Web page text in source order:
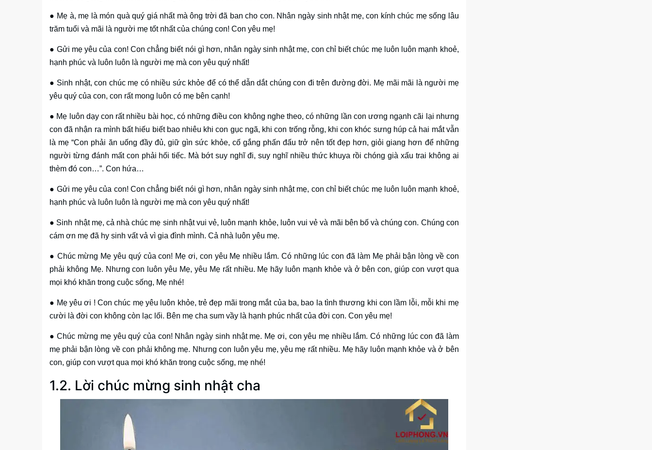
● Mẹ à, mẹ là món quà quý giá nhất mà ông trời đã ban cho con. Nhân ngày sinh nhật mẹ, con kính chúc mẹ sống lâu
trăm tuổi và mãi là người mẹ tốt nhất của chúng con! Con yêu mẹ!
● Gửi mẹ yêu của con! Con chẳng biết nói gì hơn, nhân ngày sinh nhật mẹ, con chỉ biết chúc mẹ luôn luôn mạnh khoẻ,
hạnh phúc và luôn luôn là người mẹ mà con yêu quý nhất!
● Sinh nhật, con chúc mẹ có nhiều sức khỏe để có thể dẫn dắt chúng con đi trên đường đời. Mẹ mãi mãi là người mẹ
yêu quý của con, con rất mong luôn có mẹ bên cạnh!
● Mẹ luôn dạy con rất nhiều bài học, có những điều con không nghe theo, có những lần con ương ngạnh cãi lại nhưng
con đã nhận ra mình bất hiếu biết bao nhiêu khi con gục ngã, khi con trống rỗng, khi con khóc sưng húp cả hai mắt vẫn
là mẹ “Con phải ăn uống đầy đủ, giữ gìn sức khỏe, cố gắng phấn đấu trở nên tốt đẹp hơn, giỏi giang hơn để những
người từng đánh mất con phải hối tiếc. Mà bớt suy nghĩ đi, suy nghĩ nhiều thức khuya rồi chóng già xấu trai không ai
thèm đó con…”. Con hứa…
● Gửi mẹ yêu của con! Con chẳng biết nói gì hơn, nhân ngày sinh nhật mẹ, con chỉ biết chúc mẹ luôn luôn mạnh khoẻ,
hạnh phúc và luôn luôn là người mẹ mà con yêu quý nhất!
● Sinh nhật mẹ, cả nhà chúc mẹ sinh nhật vui vẻ, luôn mạnh khỏe, luôn vui vẻ và mãi bên bố và chúng con. Chúng con
cám ơn mẹ đã hy sinh vất vả vì gia đình mình. Cả nhà luôn yêu mẹ.
● Chúc mừng Mẹ yêu quý của con! Mẹ ơi, con yêu Mẹ nhiều lắm. Có những lúc con đã làm Mẹ phải bận lòng về con
phải không Mẹ. Nhưng con luôn yêu Mẹ, yêu Mẹ rất nhiều. Mẹ hãy luôn mạnh khỏe và ở bên con, giúp con vượt qua
mọi khó khăn trong cuộc sống, Mẹ nhé!
● Mẹ yêu ơi ! Con chúc mẹ yêu luôn khỏe, trẻ đẹp mãi trong mắt của ba, bao la tình thương khi con lầm lỗi, mỗi khi mẹ
cười là đời con không còn lạc lối. Bên mẹ cha sum vầy là hạnh phúc nhất của đời con. Con yêu mẹ!
● Chúc mừng mẹ yêu quý của con! Nhân ngày sinh nhật mẹ. Mẹ ơi, con yêu mẹ nhiều lắm. Có những lúc con đã làm
mẹ phải bận lòng về con phải không mẹ. Nhưng con luôn yêu mẹ, yêu mẹ rất nhiều. Mẹ hãy luôn mạnh khỏe và ở bên
con, giúp con vượt qua mọi khó khăn trong cuộc sống, mẹ nhé!
1.2. Lời chúc mừng sinh nhật cha